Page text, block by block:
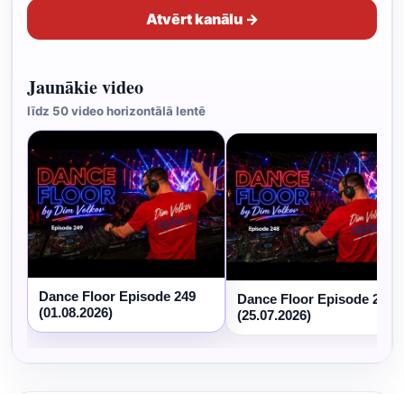
Atvērt kanālu →
Jaunākie video
līdz 50 video horizontālā lentē
Dance Floor Episode 249
(01.08.2026)
Dance Floor Episode 248
(25.07.2026)